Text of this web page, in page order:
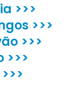
>>>
>>>
>>>
>>>